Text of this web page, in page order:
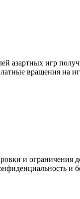
азартных игр
вращения на
и ограничения
и